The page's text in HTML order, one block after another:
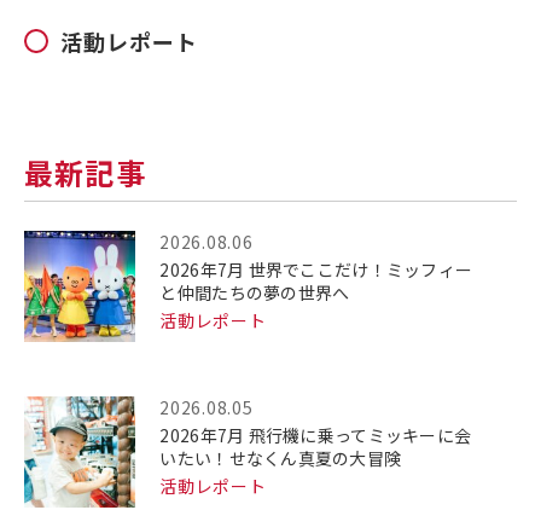
活動レポート
最新記事
2026.08.06
2026年7月 世界でここだけ！ミッフィー
と仲間たちの夢の世界へ
活動レポート
2026.08.05
2026年7月 飛行機に乗ってミッキーに会
いたい！せなくん真夏の大冒険
活動レポート